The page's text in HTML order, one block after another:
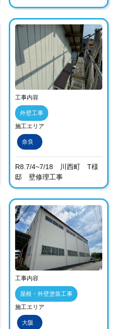
工事内容
外壁工事
施工エリア
奈良
R8.7/4~7/18 川西町 T様
邸 壁修理工事
工事内容
屋根・外壁塗装工事
施工エリア
大阪